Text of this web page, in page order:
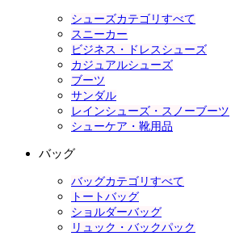
シューズカテゴリすべて
スニーカー
ビジネス・ドレスシューズ
カジュアルシューズ
ブーツ
サンダル
レインシューズ・スノーブーツ
シューケア・靴用品
バッグ
バッグカテゴリすべて
トートバッグ
ショルダーバッグ
リュック・バックパック